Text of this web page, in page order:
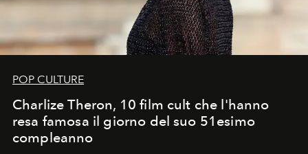
POP CULTURE
Charlize Theron, 10 film cult che l'hanno
resa famosa il giorno del suo 51esimo
compleanno